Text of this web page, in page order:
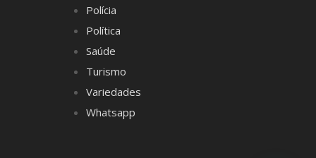
Polícia
Política
Saúde
Turismo
Variedades
Whatsapp